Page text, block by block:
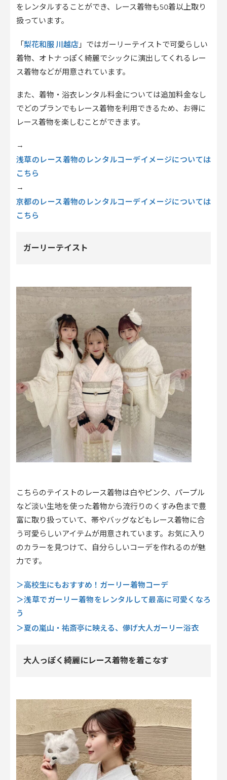
をレンタルすることができ、レース着物も50着以上取り
扱っています。
「梨花和服 川越店」ではガーリーテイストで可愛らしい
着物、オトナっぽく綺麗でシックに演出してくれるレー
ス着物などが用意されています。
また、着物・浴衣レンタル料金については追加料金なし
でどのプランでもレース着物を利用できるため、お得に
レース着物を楽しむことができます。
→
浅草のレース着物のレンタルコーデイメージについては
こちら
→
京都のレース着物のレンタルコーデイメージについては
こちら
ガーリーテイスト
こちらのテイストのレース着物は白やピンク、パープル
など淡い生地を使った着物から流行りのくすみ色まで豊
富に取り扱っていて、帯やバッグなどもレース着物に合
う可愛らしいアイテムが用意されています。お気に入り
のカラーを見つけて、自分らしいコーデを作れるのが魅
力です。
＞高校生にもおすすめ！ガーリー着物コーデ
＞浅草でガーリー着物をレンタルして最高に可愛くなろ
う
＞夏の嵐山・祐斎亭に映える、儚げ大人ガーリー浴衣
大人っぽく綺麗にレース着物を着こなす